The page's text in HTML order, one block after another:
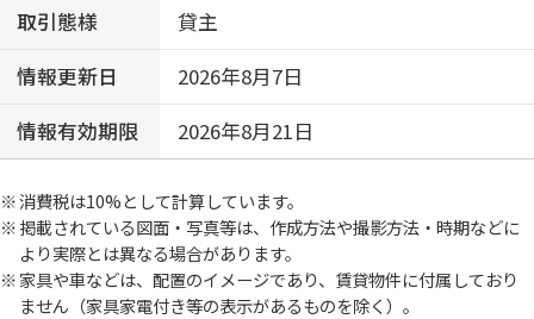
取引態様
貸主
情報更新日
2026年8月7日
情報有効期限
2026年8月21日
消費税は10%として計算しています。
掲載されている図面・写真等は、作成方法や撮影方法・時期などに
より実際とは異なる場合があります。
家具や車などは、配置のイメージであり、賃貸物件に付属しており
ません（家具家電付き等の表示があるものを除く）。